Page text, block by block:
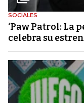
SOCIALES
‘Paw Patrol: La
celebra su